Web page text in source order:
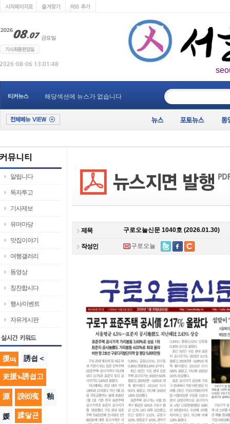
티커뉴스 해당섹션에 뉴스가 없습니다
알립니다
독자투고
기사제보
유머마당
맛집이야기
여행갤러리
동영상
칭찬합시다
행사/이벤트
자유게시판
援щ 誘쇱＜
吏援ъ誘쇱고
源 諛⑹寃 釉
媛 蹂닿굔
제목 구로오늘신문 1040호 (2026.01.30)
작성인 구로오늘